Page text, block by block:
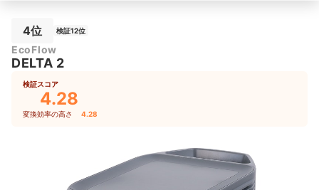
4位 検証12位
EcoFlow
DELTA 2
検証スコア
4.28
変換効率の高さ 4.28